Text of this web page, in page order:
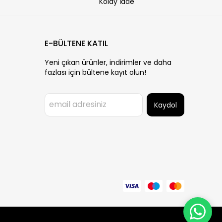
E-BÜLTENE KATIL
Yeni çıkan ürünler, indirimler ve daha
fazlası için bültene kayıt olun!
Kaydol